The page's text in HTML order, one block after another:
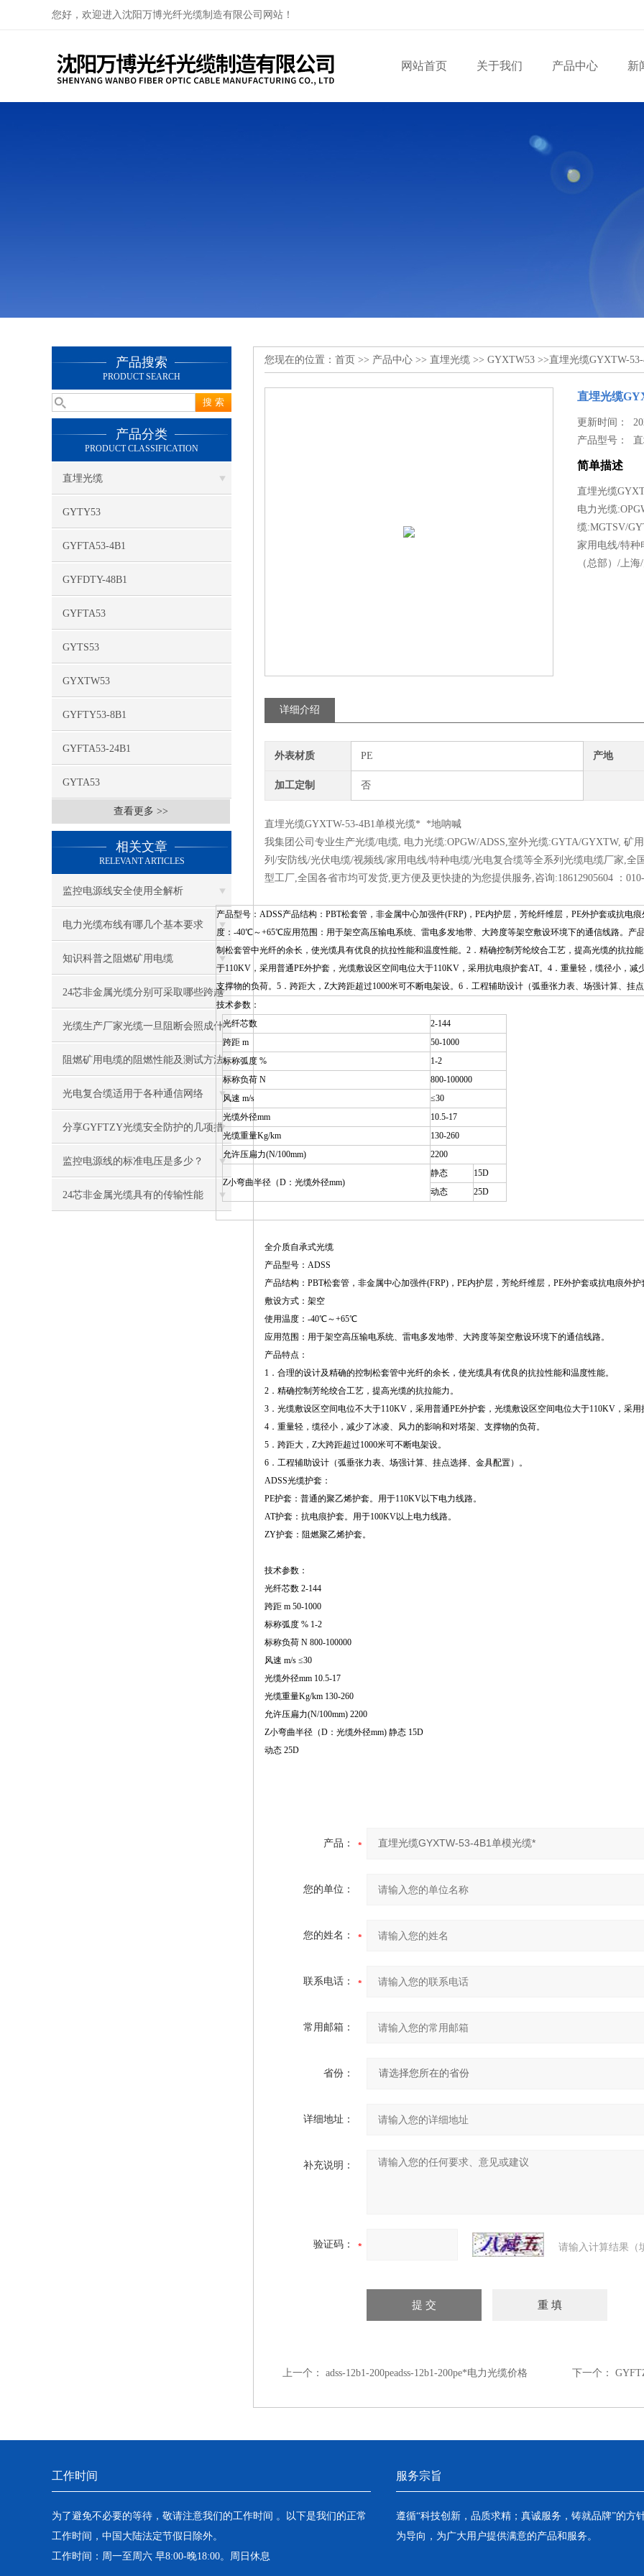
您好，欢迎进入沈阳万博光纤光缆制造有限公司网站！
网站首页 关于我们 产品中心 新
产品搜索
PRODUCT SEARCH
产品分类
PRODUCT CLASSIFICATION
直埋光缆
GYTY53
GYFTA53-4B1
GYFDTY-48B1
GYFTA53
GYTS53
GYXTW53
GYFTY53-8B1
GYFTA53-24B1
GYTA53
查看更多 >>
相关文章
RELEVANT ARTICLES
监控电源线安全使用全解析
电力光缆布线有哪几个基本要求
知识科普之阻燃矿用电缆
24芯非金属光缆分别可采取哪些跨越
法
光缆生产厂家光缆一旦阻断会照成什
么问题
阻燃矿用电缆的阻燃性能及测试方法
光电复合缆适用于各种通信网络
分享GYFTZY光缆安全防护的几项措
施
监控电源线的标准电压是多少？
24芯非金属光缆具有的传输性能
您现在的位置： 首页 >> 产品中心 >> 直埋光缆 >> GYXTW53 >>直埋光缆GYXTW-
直埋光缆
更新时间：
产品型号：
简单描述
直埋光缆
电力光缆
缆:MGTSV/
家用电线/特种
（总部）/上
详细介绍
外表材质 PE 产地
加工定制 否
直埋光缆GYXTW-53-4B1单模光缆* *地呐喊
我集团公司专业生产光缆/电缆, 电力光缆:OPGW/ADSS,室外光缆:GYTA/GYXTW, 矿
列/安防线/光伏电缆/视频线/家用电线/特种电缆/光电复合缆等全系列光缆电缆厂家,
型工厂,全国各省市均可发货,更方便及更快捷的为您提供服务,咨询:18612905604 ：010-
产品型号：ADSS产品结构：PBT松套管，非金属中心加强件(FRP)，PE内护层，芳纶纤维层，PE外护套或抗电
度：-40℃～+65℃应用范围：用于架空高压输电系统、雷电多发地带、大跨度等架空敷设环境下的通信线路。产
制松套管中光纤的余长，使光缆具有优良的抗拉性能和温度性能。2．精确控制芳纶绞合工艺，提高光缆的抗拉
于110KV，采用普通PE外护套，光缆敷设区空间电位大于110KV，采用抗电痕护套AT。4．重量轻，缆径小，减
支撑物的负荷。5．跨距大，Z大跨距超过1000米可不断电架设。6．工程辅助设计（弧垂张力表、场强计算、挂点
技术参数：
光纤芯数
2-144
跨距 m
50-1000
标称弧度 %
1-2
标称负荷 N
800-100000
风速 m/s
≤30
光缆外径mm
10.5-17
光缆重量Kg/km
130-260
允许压扁力(N/100mm)
2200
Z小弯曲半径（D：光缆外径mm)
静态
15D
动态
25D
全介质自承式光缆
产品型号：ADSS
产品结构：PBT松套管，非金属中心加强件(FRP)，PE内护层，芳纶纤维层，PE外护套或抗电痕外护
敷设方式：架空
使用温度：-40℃～+65℃
应用范围：用于架空高压输电系统、雷电多发地带、大跨度等架空敷设环境下的通信线路。
产品特点：
1．合理的设计及精确的控制松套管中光纤的余长，使光缆具有优良的抗拉性能和温度性能。
2．精确控制芳纶绞合工艺，提高光缆的抗拉能力。
3．光缆敷设区空间电位不大于110KV，采用普通PE外护套，光缆敷设区空间电位大于110KV，采用
4．重量轻，缆径小，减少了冰凌、风力的影响和对塔架、支撑物的负荷。
5．跨距大，Z大跨距超过1000米可不断电架设。
6．工程辅助设计（弧垂张力表、场强计算、挂点选择、金具配置）。
ADSS光缆护套：
PE护套：普通的聚乙烯护套。用于110KV以下电力线路。
AT护套：抗电痕护套。用于100KV以上电力线路。
ZY护套：阻燃聚乙烯护套。
技术参数：
光纤芯数 2-144
跨距 m 50-1000
标称弧度 % 1-2
标称负荷 N 800-100000
风速 m/s ≤30
光缆外径mm 10.5-17
光缆重量Kg/km 130-260
允许压扁力(N/100mm) 2200
Z小弯曲半径（D：光缆外径mm) 静态 15D
动态 25D
产品：
您的单位：
您的姓名：
联系电话：
常用邮箱：
省份：
详细地址：
补充说明：
验证码： 请输入计算结果（
上一个： adss-12b1-200peadss-12b1-200pe*电力光缆价格 下一个：
工作时间
为了避免不必要的等待，敬请注意我们的工作时间 。以下是我们的正常
工作时间，中国大陆法定节假日除外。
工作时间：周一至周六 早8:00-晚18:00。周日休息
服务宗旨
遵循“科技创新，品质求精；真诚服务，铸就品牌”的方
为导向，为广大用户提供满意的产品和服务。